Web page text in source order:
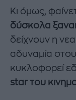
Κι όμως,
δύσκολα
δείχνουν η
αδυναμία
κυκλοφορεί
star του